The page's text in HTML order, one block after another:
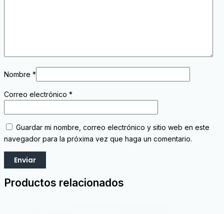
Nombre *
Correo electrónico *
Guardar mi nombre, correo electrónico y sitio web en este
navegador para la próxima vez que haga un comentario.
Productos relacionados